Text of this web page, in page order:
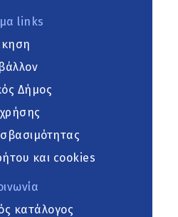
links
Δήμος
και cookies
κατάλογος